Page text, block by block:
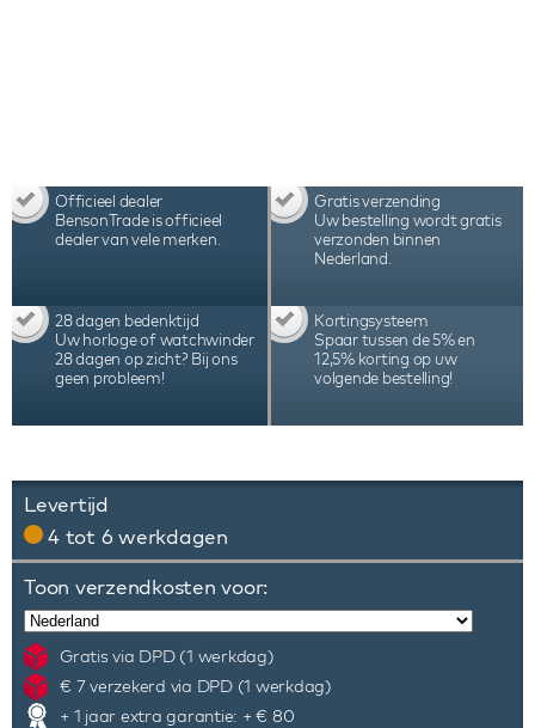
Officieel dealer
BensonTrade is officieel
dealer van vele merken.
Gratis verzending
Uw bestelling wordt gratis
verzonden binnen
Nederland.
28 dagen bedenktijd
Uw horloge of watchwinder
28 dagen op zicht? Bij ons
geen probleem!
Kortingsysteem
Spaar tussen de 5% en
12,5% korting op uw
volgende bestelling!
Levertijd
4 tot 6 werkdagen
Toon verzendkosten voor:
Gratis via DPD (1 werkdag)
€ 7 verzekerd via DPD (1 werkdag)
+ 1 jaar extra garantie: + € 80